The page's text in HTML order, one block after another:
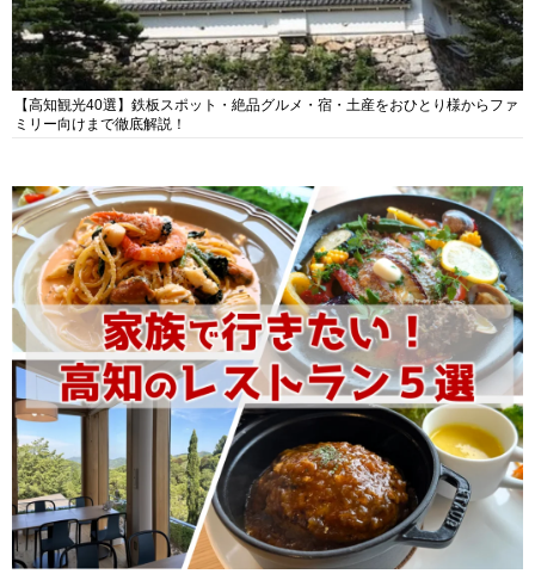
【高知観光40選】鉄板スポット・絶品グルメ・宿・土産をおひとり様からファ
ミリー向けまで徹底解説！